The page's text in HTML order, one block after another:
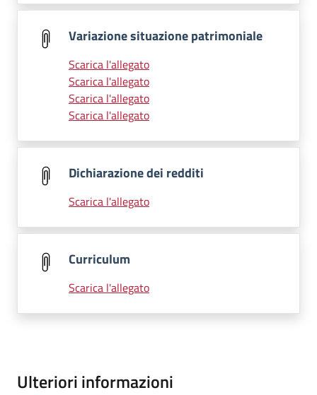
Variazione situazione patrimoniale
Scarica l'allegato
Scarica l'allegato
Scarica l'allegato
Scarica l'allegato
Dichiarazione dei redditi
Scarica l'allegato
Curriculum
Scarica l'allegato
Ulteriori informazioni